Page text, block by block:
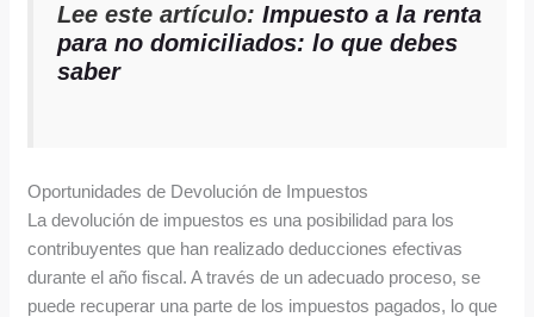
Lee este artículo: Impuesto a la renta
para no domiciliados: lo que debes
saber
Oportunidades de Devolución de Impuestos
La devolución de impuestos es una posibilidad para los
contribuyentes que han realizado deducciones efectivas
durante el año fiscal. A través de un adecuado proceso, se
puede recuperar una parte de los impuestos pagados, lo que